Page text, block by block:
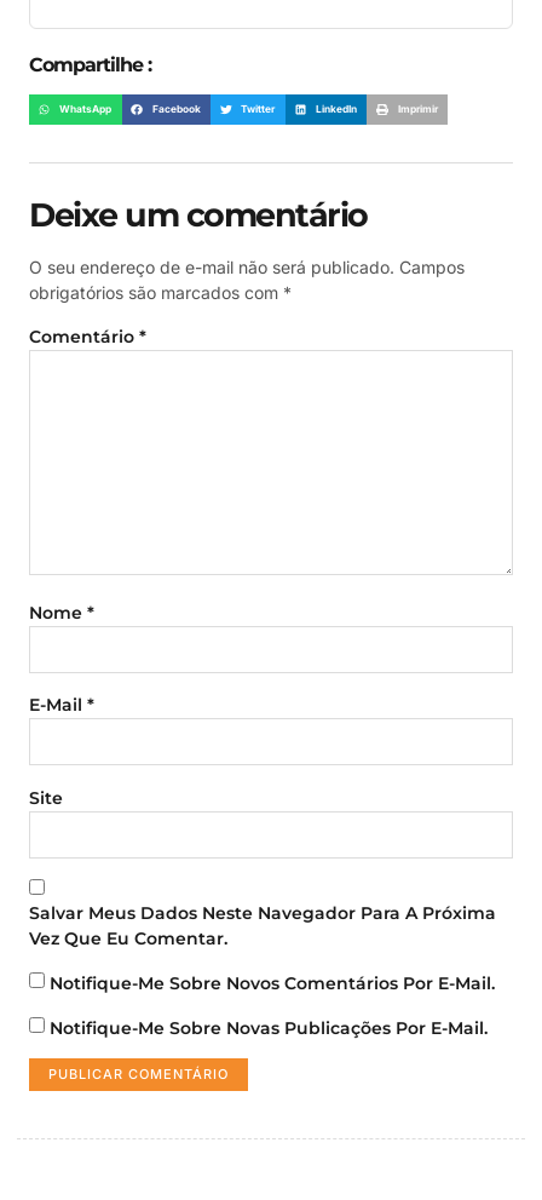
Compartilhe :
WhatsApp Facebook Twitter LinkedIn Imprimir
Deixe um comentário
O seu endereço de e-mail não será publicado. Campos
obrigatórios são marcados com *
Comentário *
Nome *
E-Mail *
Site
Salvar Meus Dados Neste Navegador Para A Próxima
Vez Que Eu Comentar.
Notifique-Me Sobre Novos Comentários Por E-Mail.
Notifique-Me Sobre Novas Publicações Por E-Mail.